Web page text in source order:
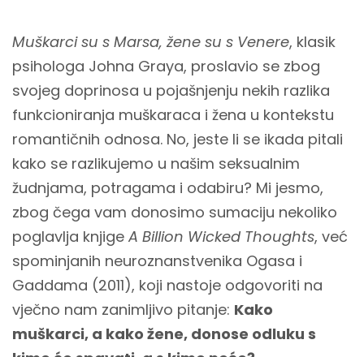
Muškarci su s Marsa, žene su s Venere, klasik
psihologa Johna Graya, proslavio se zbog
svojeg doprinosa u pojašnjenju nekih razlika
funkcioniranja muškaraca i žena u kontekstu
romantičnih odnosa. No, jeste li se ikada pitali
kako se razlikujemo u našim seksualnim
žudnjama, potragama i odabiru? Mi jesmo,
zbog čega vam donosimo sumaciju nekoliko
poglavlja knjige A Billion Wicked Thoughts, već
spominjanih neuroznanstvenika Ogasa i
Gaddama (2011), koji nastoje odgovoriti na
vječno nam zanimljivo pitanje: Kako
muškarci, a kako žene, donose odluku s